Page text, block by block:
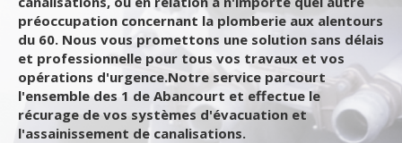
préoccupation concernant la plomberie aux alentours
du 60. Nous vous promettons une solution sans délais
et professionnelle pour tous vos travaux et vos
opérations d'urgence.Notre service parcourt
l'ensemble des 1 de Abancourt et effectue le
récurage de vos systèmes d'évacuation et
l'assainissement de canalisations.